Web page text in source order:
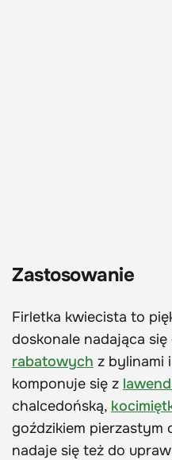
Zastosowanie
Firletka kwiecista to
doskonale nadająca
rabatowych z bylinami
komponuje się z
chalcedońską,
goździkiem pierzastym
nadaje się też do